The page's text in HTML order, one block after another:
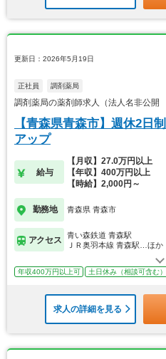
更新日：2026年5月19日
正社員 調剤薬局
調剤薬局の薬剤師求人（法人名非公
【青森県青森市】週休2日
アップ
給与
【月収】27.0万円以上
【年収】400万円以上
【時給】2,000円～
勤務地 青森県 青森市
アクセス
青い森鉄道 青森駅
ＪＲ奥羽本線 青森駅…ほか
年収400万円以上可 土日休み（相談可含む）
求人の詳細を見る